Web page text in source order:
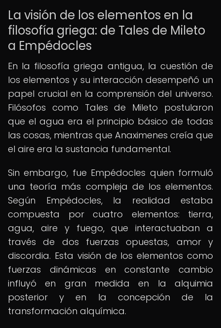
La visión de los elementos en la
filosofía griega: de Tales de Mileto
a Empédocles
En la filosofía griega antigua, la cuestión de
los elementos y su interacción desempeñó un
papel crucial en la comprensión del universo.
Filósofos como Tales de Mileto postularon
que el agua era el principio básico de todas
las cosas, mientras que Anaximenes creía que
el aire era la sustancia fundamental.
Sin embargo, fue Empédocles quien formuló
una teoría más compleja de los elementos.
Según Empédocles, la realidad estaba
compuesta por cuatro elementos: tierra,
agua, aire y fuego, que interactuaban a
través de dos fuerzas opuestas, amor y
discordia. Esta visión de los elementos como
fuerzas dinámicas en constante cambio
influyó en gran medida en la alquimia
posterior y en la concepción de la
transformación alquímica.